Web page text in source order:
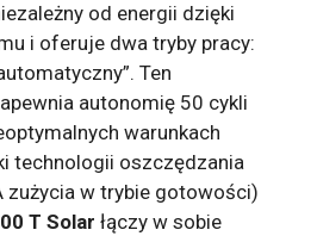
od energii dzięki
i oferuje dwa tryby pracy:
Ten
autonomię 50 cykli
warunkach
technologii oszczędzania
zużycia w trybie gotowości)
T Solar łączy w sobie